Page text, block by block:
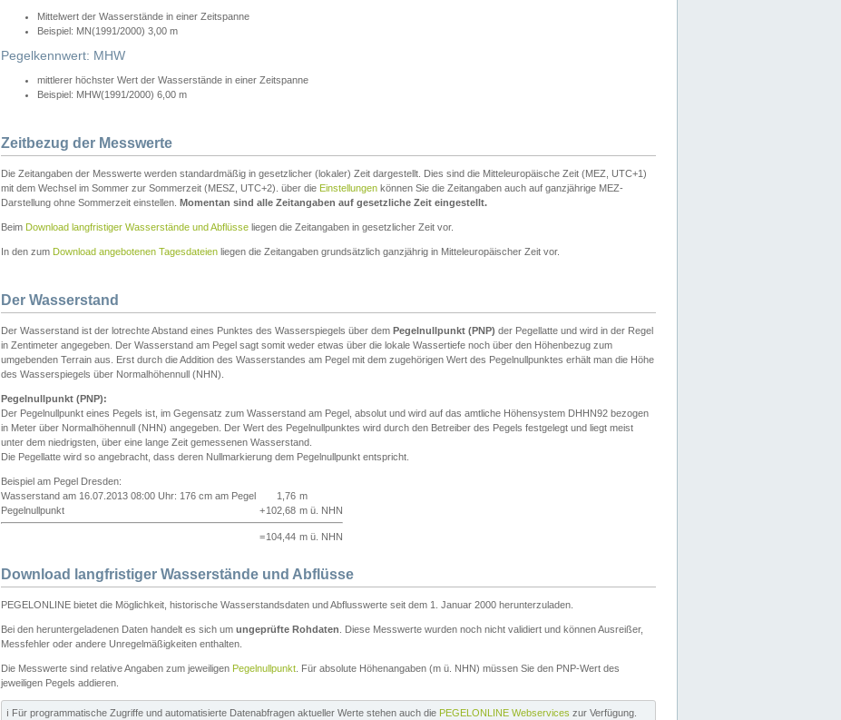
Mittelwert der Wasserstände in einer Zeitspanne
Beispiel: MN(1991/2000) 3,00 m
Pegelkennwert: MHW
mittlerer höchster Wert der Wasserstände in einer Zeitspanne
Beispiel: MHW(1991/2000) 6,00 m
Zeitbezug der Messwerte
Die Zeitangaben der Messwerte werden standardmäßig in gesetzlicher (lokaler) Zeit dargestellt. Dies sind die Mitteleuropäische Zeit (MEZ, UTC+1)
mit dem Wechsel im Sommer zur Sommerzeit (MESZ, UTC+2). über die Einstellungen können Sie die Zeitangaben auch auf ganzjährige MEZ-
Darstellung ohne Sommerzeit einstellen. Momentan sind alle Zeitangaben auf gesetzliche Zeit eingestellt.
Beim Download langfristiger Wasserstände und Abflüsse liegen die Zeitangaben in gesetzlicher Zeit vor.
In den zum Download angebotenen Tagesdateien liegen die Zeitangaben grundsätzlich ganzjährig in Mitteleuropäischer Zeit vor.
Der Wasserstand
Der Wasserstand ist der lotrechte Abstand eines Punktes des Wasserspiegels über dem Pegelnullpunkt (PNP) der Pegellatte und wird in der Regel
in Zentimeter angegeben. Der Wasserstand am Pegel sagt somit weder etwas über die lokale Wassertiefe noch über den Höhenbezug zum
umgebenden Terrain aus. Erst durch die Addition des Wasserstandes am Pegel mit dem zugehörigen Wert des Pegelnullpunktes erhält man die Höhe
des Wasserspiegels über Normalhöhennull (NHN).
Pegelnullpunkt (PNP):
Der Pegelnullpunkt eines Pegels ist, im Gegensatz zum Wasserstand am Pegel, absolut und wird auf das amtliche Höhensystem DHHN92 bezogen
in Meter über Normalhöhennull (NHN) angegeben. Der Wert des Pegelnullpunktes wird durch den Betreiber des Pegels festgelegt und liegt meist
unter dem niedrigsten, über eine lange Zeit gemessenen Wasserstand.
Die Pegellatte wird so angebracht, dass deren Nullmarkierung dem Pegelnullpunkt entspricht.
Beispiel am Pegel Dresden:
Wasserstand am 16.07.2013 08:00 Uhr: 176 cm am Pegel
1,76 m
Pegelnullpunkt
+102,68 m ü. NHN
=104,44 m ü. NHN
Download langfristiger Wasserstände und Abflüsse
PEGELONLINE bietet die Möglichkeit, historische Wasserstandsdaten und Abflusswerte seit dem 1. Januar 2000 herunterzuladen.
Bei den heruntergeladenen Daten handelt es sich um ungeprüfte Rohdaten . Diese Messwerte wurden noch nicht validiert und können Ausreißer,
Messfehler oder andere Unregelmäßigkeiten enthalten.
Die Messwerte sind relative Angaben zum jeweiligen Pegelnullpunkt . Für absolute Höhenangaben (m ü. NHN) müssen Sie den PNP-Wert des
jeweiligen Pegels addieren.
ℹ️ Für programmatische Zugriffe und automatisierte Datenabfragen aktueller Werte stehen auch die PEGELONLINE Webservices zur Verfügung.